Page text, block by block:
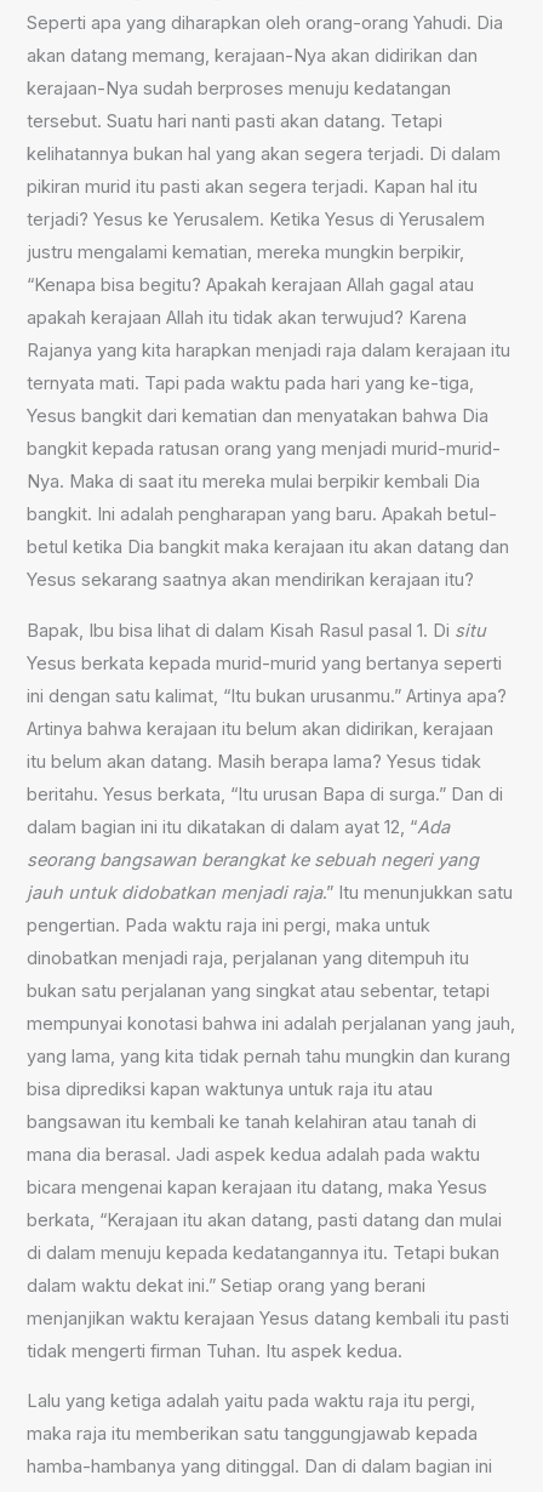
Seperti apa yang diharapkan oleh orang-orang Yahudi. Dia
akan datang memang, kerajaan-Nya akan didirikan dan
kerajaan-Nya sudah berproses menuju kedatangan
tersebut. Suatu hari nanti pasti akan datang. Tetapi
kelihatannya bukan hal yang akan segera terjadi. Di dalam
pikiran murid itu pasti akan segera terjadi. Kapan hal itu
terjadi? Yesus ke Yerusalem. Ketika Yesus di Yerusalem
justru mengalami kematian, mereka mungkin berpikir,
“Kenapa bisa begitu? Apakah kerajaan Allah gagal atau
apakah kerajaan Allah itu tidak akan terwujud? Karena
Rajanya yang kita harapkan menjadi raja dalam kerajaan itu
ternyata mati. Tapi pada waktu pada hari yang ke-tiga,
Yesus bangkit dari kematian dan menyatakan bahwa Dia
bangkit kepada ratusan orang yang menjadi murid-murid-
Nya. Maka di saat itu mereka mulai berpikir kembali Dia
bangkit. Ini adalah pengharapan yang baru. Apakah betul-
betul ketika Dia bangkit maka kerajaan itu akan datang dan
Yesus sekarang saatnya akan mendirikan kerajaan itu?
Bapak, Ibu bisa lihat di dalam Kisah Rasul pasal 1. Di situ
Yesus berkata kepada murid-murid yang bertanya seperti
ini dengan satu kalimat, “Itu bukan urusanmu.” Artinya apa?
Artinya bahwa kerajaan itu belum akan didirikan, kerajaan
itu belum akan datang. Masih berapa lama? Yesus tidak
beritahu. Yesus berkata, “Itu urusan Bapa di surga.” Dan di
dalam bagian ini itu dikatakan di dalam ayat 12, “Ada
seorang bangsawan berangkat ke sebuah negeri yang
jauh untuk didobatkan menjadi raja.” Itu menunjukkan satu
pengertian. Pada waktu raja ini pergi, maka untuk
dinobatkan menjadi raja, perjalanan yang ditempuh itu
bukan satu perjalanan yang singkat atau sebentar, tetapi
mempunyai konotasi bahwa ini adalah perjalanan yang jauh,
yang lama, yang kita tidak pernah tahu mungkin dan kurang
bisa diprediksi kapan waktunya untuk raja itu atau
bangsawan itu kembali ke tanah kelahiran atau tanah di
mana dia berasal. Jadi aspek kedua adalah pada waktu
bicara mengenai kapan kerajaan itu datang, maka Yesus
berkata, “Kerajaan itu akan datang, pasti datang dan mulai
di dalam menuju kepada kedatangannya itu. Tetapi bukan
dalam waktu dekat ini.” Setiap orang yang berani
menjanjikan waktu kerajaan Yesus datang kembali itu pasti
tidak mengerti firman Tuhan. Itu aspek kedua.
Lalu yang ketiga adalah yaitu pada waktu raja itu pergi,
maka raja itu memberikan satu tanggungjawab kepada
hamba-hambanya yang ditinggal. Dan di dalam bagian ini